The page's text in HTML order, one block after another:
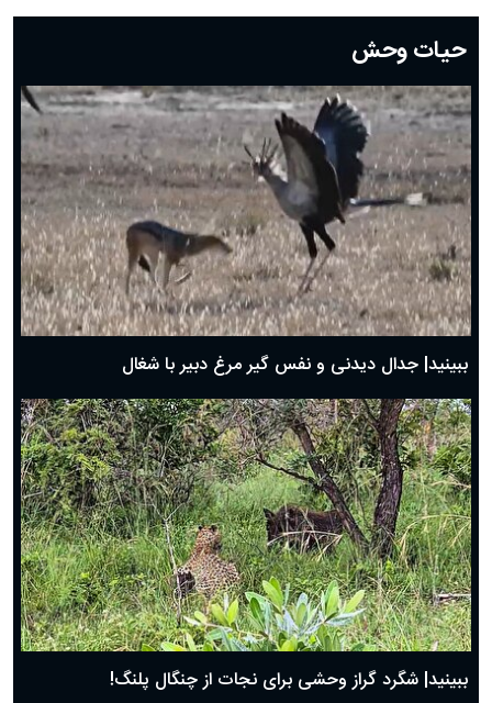
دعای روز بیستم ماه رمضان؛ ۱۹ اسفند ۱۴۰۴
دعای روز هشتم ماه مبارک رمضان؛ ۷ اسفند ماه ۱۴۰۴
دعای روز هفتم ماه رمضان؛ ۶ اسفند ۱۴۰۴
دعای روز ششم ماه رمضان؛ ۵ اسفند ۱۴۰۴
دعای روز پنجم ماه رمضان؛ ۴ اسفند ۱۴۰۴
دعای روز چهارم ماه مبارک رمضان؛ ۳ اسفند ۱۴۰۴
دعای روز سوم ماه مبارک رمضان؛ ۱۴ اسفند ۱۴۰۴
دعای روز دوم ماه مبارک رمضان ۱ اسفند ماه ۱۴۰۴
دعای روز اول ماه مبارک رمضان، ۳۰ بهمن ۱۴۰۴
حضرت زینب(س) چگونه از دنیا رفت؟
بهترین پیامک تبریک روز پدر ۱۴۰۴؛ جملات زیبا و صمیمانه
حیات وحش
ببینید| جدال دیدنی و نفس گیر مرغ دبیر با شغال
ببینید| شگرد گراز وحشی برای نجات از چنگال پلنگ!